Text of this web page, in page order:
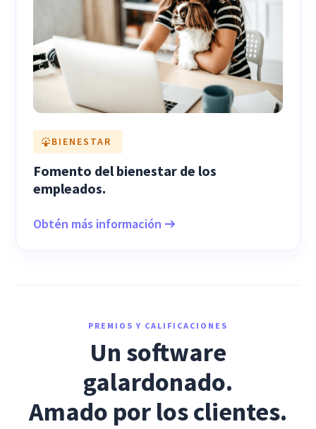
BIENESTAR
Fomento del bienestar de los
empleados.
Obtén más información
PREMIOS Y CALIFICACIONES
Un software
galardonado.
Amado por los clientes.